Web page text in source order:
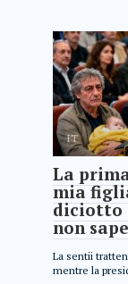
IT
La
mia
diciotto
non
La sentii
mentre la